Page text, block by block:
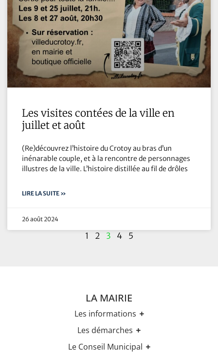
Les visites contées de la ville en
juillet et août
(Re)découvrez l’histoire du Crotoy au bras d’un
inénarable couple, et à la rencontre de personnages
illustres de la ville. L’histoire distillée au fil de drôles
LIRE LA SUITE »
26 août 2024
1 2 3 4 5
LA MAIRIE
Les informations
Les horaires
Les élections
Les démarches
Etat-civil
Le Conseil Municipal